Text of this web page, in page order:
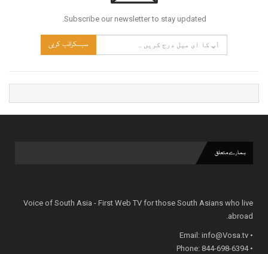
Subscribe our newsletter to stay updated.
سبسکرائب کریں
ہمارے متعلق
Voice of South Asia - First Web TV for those South Asians who live
abroad.
• Email:
info@Vosa.tv
• Phone: 844-698-6394